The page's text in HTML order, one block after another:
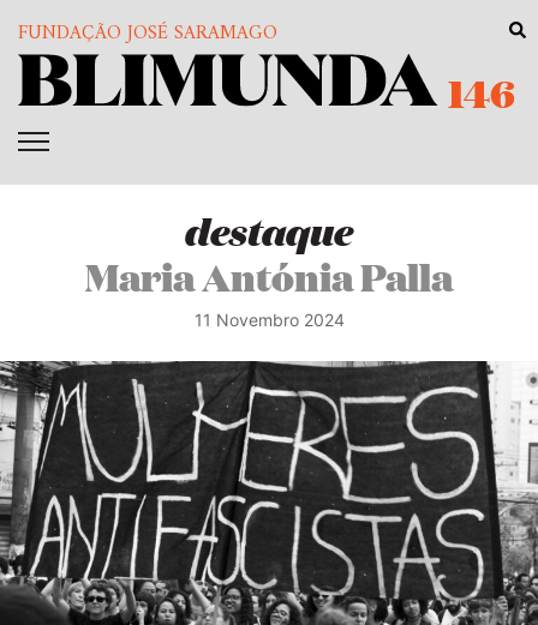
FUNDAÇÃO JOSÉ SARAMAGO
146
destaque
Maria Antónia Palla
11 Novembro 2024